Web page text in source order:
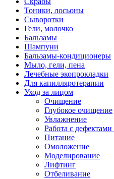
Тоники, лосьоны
Сыворотки
Гели, молочко
Бальзамы
Шампуни
Бальзамы-кондиционеры
Мыло, гели, пена
Лечебные экопрокладки
Для капилляротерапии
Уход за лицом
Очищение
Глубокое очищение
Увлажнение
Работа с
Питание
Омоложение
Моделирование
Лифтинг
Отбеливание